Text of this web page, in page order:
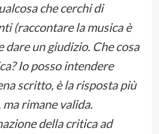
che cerchi di
(raccontare la musica è
dare un giudizio. Che cosa
Io posso intendere
scritto, è la risposta più
rimane valida.
della critica ad